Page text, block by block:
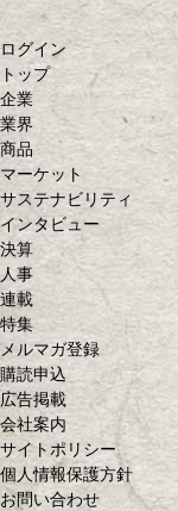
ログイン
トップ
企業
業界
商品
マーケット
サステナビリティ
インタビュー
決算
人事
連載
特集
メルマガ登録
購読申込
広告掲載
会社案内
サイトポリシー
個人情報保護方針
お問い合わせ